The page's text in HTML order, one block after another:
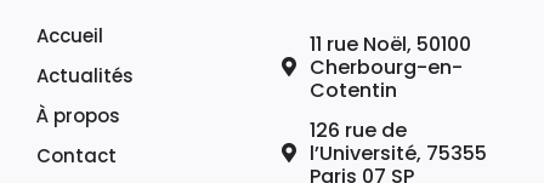
Accueil
Actualités
À propos
Contact
11 rue Noël, 50100
Cherbourg-en-
Cotentin
126 rue de
l’Université, 75355
Paris 07 SP